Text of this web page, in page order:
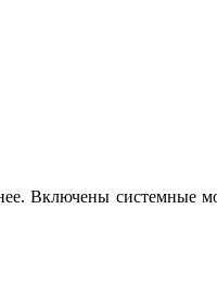
Включены системные